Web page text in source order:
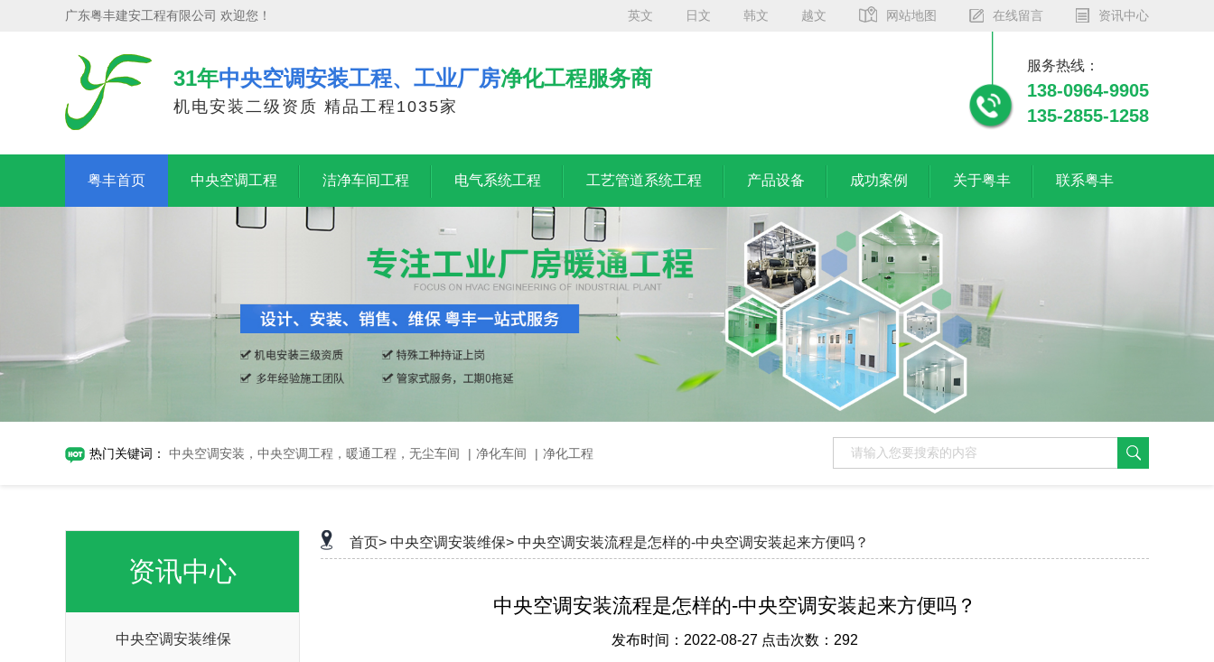
广东粤丰建安工程有限公司 欢迎您！ 英文 日文 韩文 越文 网站地图 在线留言 资讯中心
31年中央空调安装工程、工业厂房净化工程服务商
机电安装二级资质 精品工程1035家
服务热线：
138-0964-9905
135-2855-1258
粤丰首页 中央空调工程 洁净车间工程 电气系统工程 工艺管道系统工程 产品设备 成功案例 关于粤丰 联系粤丰
热门关键词： 中央空调安装，中央空调工程，暖通工程，无尘车间 | 净化车间 | 净化工程
资讯中心
中央空调安装维保
首页> 中央空调安装维保> 中央空调安装流程是怎样的-中央空调安装起来方便吗？
中央空调安装流程是怎样的-中央空调安装起来方便吗？
发布时间：2022-08-27 点击次数：292